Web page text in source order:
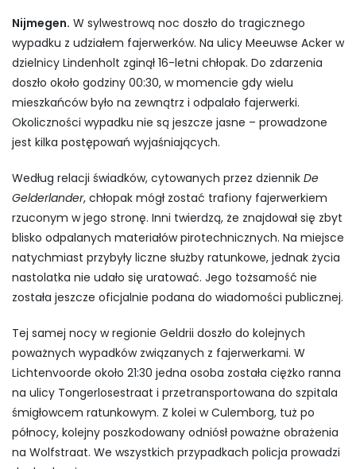
Nijmegen. W sylwestrową noc doszło do tragicznego
wypadku z udziałem fajerwerków. Na ulicy Meeuwse Acker w
dzielnicy Lindenholt zginął 16-letni chłopak. Do zdarzenia
doszło około godziny 00:30, w momencie gdy wielu
mieszkańców było na zewnątrz i odpalało fajerwerki.
Okoliczności wypadku nie są jeszcze jasne – prowadzone
jest kilka postępowań wyjaśniających.
Według relacji świadków, cytowanych przez dziennik De
Gelderlander, chłopak mógł zostać trafiony fajerwerkiem
rzuconym w jego stronę. Inni twierdzą, że znajdował się zbyt
blisko odpalanych materiałów pirotechnicznych. Na miejsce
natychmiast przybyły liczne służby ratunkowe, jednak życia
nastolatka nie udało się uratować. Jego tożsamość nie
została jeszcze oficjalnie podana do wiadomości publicznej.
Tej samej nocy w regionie Geldrii doszło do kolejnych
poważnych wypadków związanych z fajerwerkami. W
Lichtenvoorde około 21:30 jedna osoba została ciężko ranna
na ulicy Tongerlosestraat i przetransportowana do szpitala
śmigłowcem ratunkowym. Z kolei w Culemborg, tuż po
północy, kolejny poszkodowany odniósł poważne obrażenia
na Wolfstraat. We wszystkich przypadkach policja prowadzi